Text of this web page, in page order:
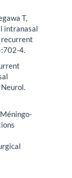
T,
intranasal
recurrent
4.